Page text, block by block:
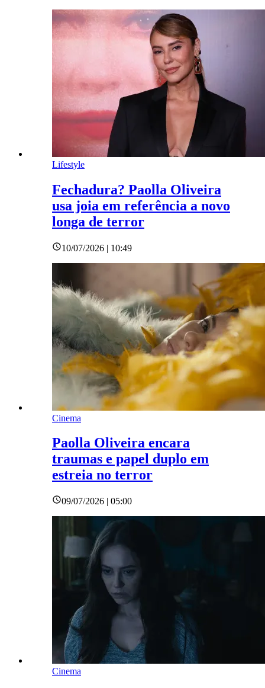
Lifestyle
Fechadura? Paolla Oliveira
usa joia em referência a novo
longa de terror
10/07/2026 | 10:49
Cinema
Paolla Oliveira encara
traumas e papel duplo em
estreia no terror
09/07/2026 | 05:00
Cinema